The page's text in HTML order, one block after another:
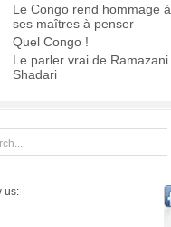
Le Congo rend hommage à
ses maîtres à penser
Quel Congo !
Le parler vrai de Ramazani
Shadari
us: